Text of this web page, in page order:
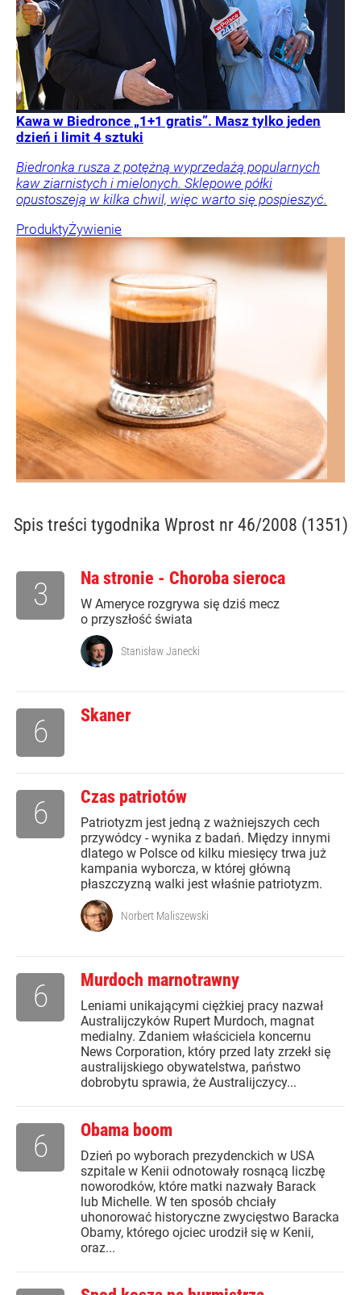
Kawa w Biedronce „1+1 gratis”. Masz tylko jeden
dzień i limit 4 sztuki
Biedronka rusza z potężną wyprzedażą popularnych
kaw ziarnistych i mielonych. Sklepowe półki
opustoszeją w kilka chwil, więc warto się pospieszyć.
ProduktyŻywienie
Spis treści tygodnika Wprost nr 46/2008 (1351)
Na stronie - Choroba sieroca
W Ameryce rozgrywa się dziś mecz
o przyszłość świata
3
Stanisław Janecki
Skaner
6
Czas patriotów
Patriotyzm jest jedną z ważniejszych cech
przywódcy - wynika z badań. Między innymi
dlatego w Polsce od kilku miesięcy trwa już
kampania wyborcza, w której główną
płaszczyzną walki jest właśnie patriotyzm.
6
Norbert Maliszewski
Murdoch marnotrawny
Leniami unikającymi ciężkiej pracy nazwał
Australijczyków Rupert Murdoch, magnat
medialny. Zdaniem właściciela koncernu
News Corporation, który przed laty zrzekł się
australijskiego obywatelstwa, państwo
dobrobytu sprawia, że Australijczycy...
6
Obama boom
Dzień po wyborach prezydenckich w USA
szpitale w Kenii odnotowały rosnącą liczbę
noworodków, które matki nazwały Barack
lub Michelle. W ten sposób chciały
uhonorować historyczne zwycięstwo Baracka
Obamy, którego ojciec urodził się w Kenii,
oraz...
6